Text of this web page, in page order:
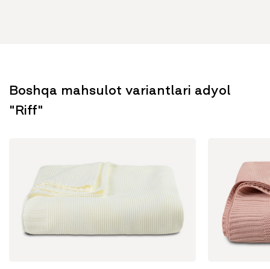
Boshqa mahsulot variantlari adyol
"Riff"